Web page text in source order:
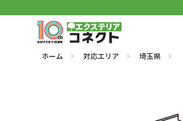
ホーム 対応エリア 埼玉県